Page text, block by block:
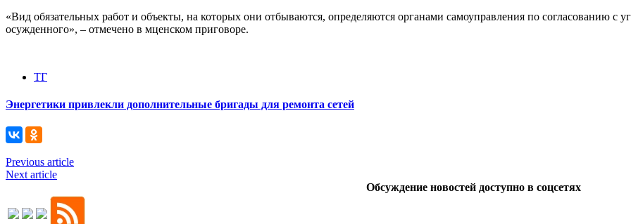
«Вид обязательных работ и объекты, на которых они отбываются, определяются органами самоуправления по согласованию с
осужденного», – отмечено в мценском приговоре.
ТГ
Энергетики привлекли дополнительные бригады для ремонта сетей
Previous article
Next article
Обсуждение новостей доступно в соцсетях